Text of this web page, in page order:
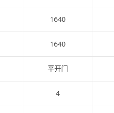
1640
1640
平开门
4